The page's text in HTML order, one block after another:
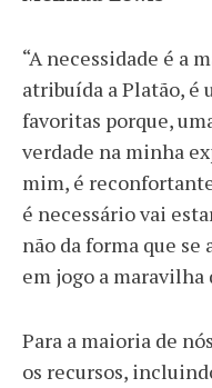
“A necessidade é a
atribuída a Platão, é
favoritas porque,
verdade na minha
mim, é
é necessário vai
não da forma que
em jogo a
Para a maioria de
os recursos,